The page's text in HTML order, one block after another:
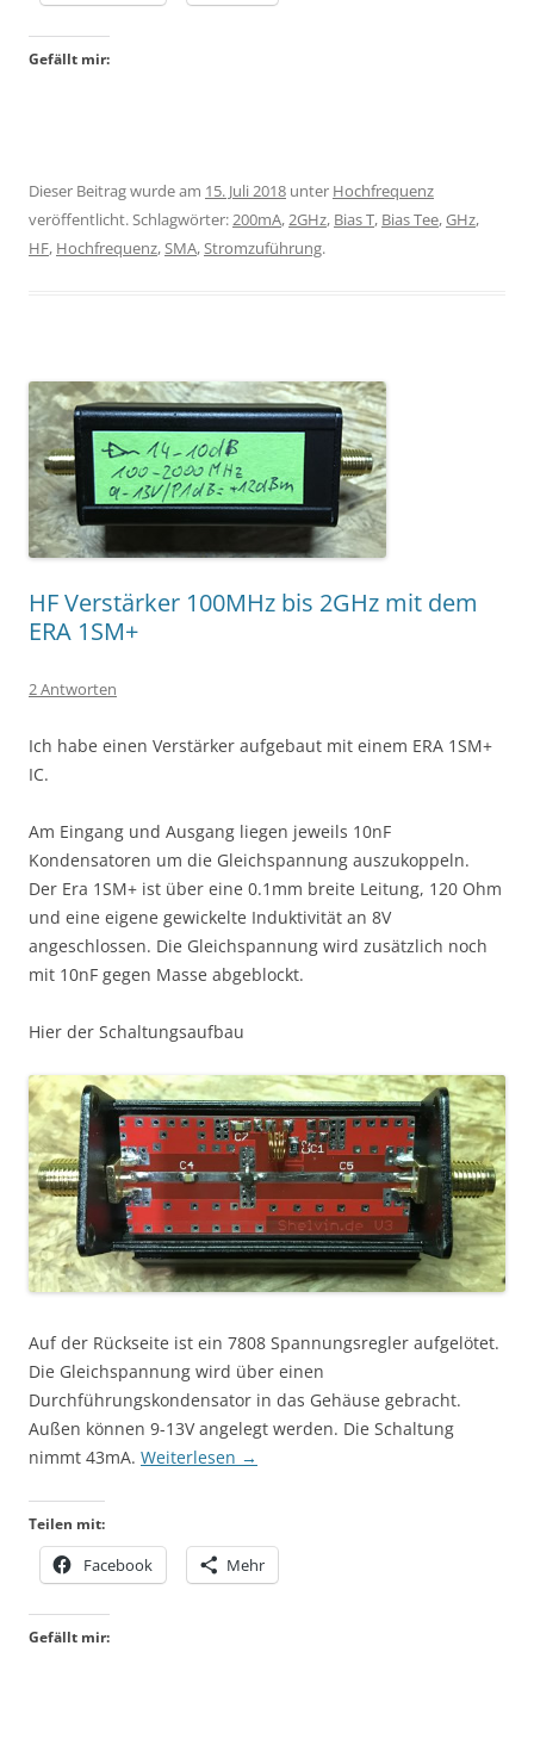
Gefällt mir:
Dieser Beitrag wurde am 15. Juli 2018 unter Hochfrequenz
veröffentlicht. Schlagwörter:200mA,2GHz, Bias T, Bias Tee,GHz,
HF, Hochfrequenz,SMA,Stromzuführung.
HF Verstärker 100MHz bis 2GHz mit dem
ERA 1SM+
2 Antworten
Ich habe einen Verstärker aufgebaut mit einem ERA 1SM+
IC.
Am Eingang und Ausgang liegen jeweils 10nF
Kondensatoren um die Gleichspannung auszukoppeln.
Der Era 1SM+ ist über eine 0.1mm breite Leitung, 120 Ohm
und eine eigene gewickelte Induktivität an 8V
angeschlossen. Die Gleichspannung wird zusätzlich noch
mit 10nF gegen Masse abgeblockt.
Hier der Schaltungsaufbau
Auf der Rückseite ist ein 7808 Spannungsregler aufgelötet.
Die Gleichspannung wird über einen
Durchführungskondensator in das Gehäuse gebracht.
Außen können 9-13V angelegt werden. Die Schaltung
nimmt 43mA. Weiterlesen →
Teilen mit:
Facebook Mehr
Gefällt mir: